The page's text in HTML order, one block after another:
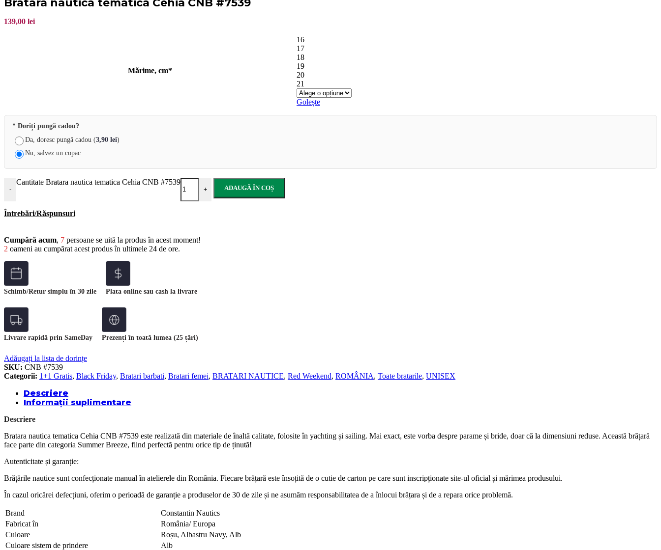
139,00 lei
Mărime, cm*
16
17
18
19
20
21
Golește
* Doriți pungă cadou?
Da, doresc pungă cadou (3,90 lei)
Nu, salvez un copac
-
Cantitate Bratara nautica tematica Cehia CNB #7539
+ ADAUGĂ ÎN COȘ
Întrebări/Răspunsuri
Cumpără acum, 7 persoane se uită la produs în acest moment!
2 oameni au cumpărat acest produs în ultimele 24 de ore.
Schimb/Retur simplu în 30 zile Plata online sau cash la livrare
Livrare rapidă prin SameDay Prezenți în toată lumea (25 țări)
Adăugați la lista de dorințe
SKU: CNB #7539
Categorii: 1+1 Gratis, Black Friday, Bratari barbati, Bratari femei, BRATARI NAUTICE, Red Weekend, ROMÂNIA, Toate bratarile, UNISEX
Descriere
Informații suplimentare
Descriere
Bratara nautica tematica Cehia CNB #7539 este realizată din materiale de înaltă calitate, folosite în yachting și sailing. Mai exact, este vorba despre parame și bride, doar că la dimensiuni reduse. Această brățară
face parte din categoria Summer Breeze, fiind perfectă pentru orice tip de ținută!
Autenticitate și garanție:
Brățările nautice sunt confecționate manual în atelierele din România. Fiecare brățară este însoțită de o cutie de carton pe care sunt inscripționate site-ul oficial și mărimea produsului.
În cazul oricărei defecțiuni, oferim o perioadă de garanție a produselor de 30 de zile și ne asumăm responsabilitatea de a înlocui brățara și de a repara orice problemă.
Brand
Constantin Nautics
Fabricat în
România/ Europa
Culoare
Roșu, Albastru Navy, Alb
Culoare sistem de prindere
Alb